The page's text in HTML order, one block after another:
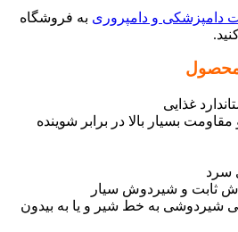
دامپزشکی و دامپروری به فروشگاه
محصول
غذایی
بسیار بالا در برابر شوینده
سرد
ثابت و شیردوش سیار
شیردوشی به خط شیر و یا به بیدون